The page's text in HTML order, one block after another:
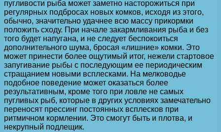
пугливости рыба может заметно насторожиться при
регулярных подбросах новых комков, исходя из этого,
обычно, значительно удачнее всю массу прикормки
положить сходу. При начале закармливания рыба и без
того будет напугана, и не следует беспокоиться
дополнительного шума, бросая «лишние» комки. Это
может принести более ощутимый итог, нежели стартовое
запугивание рыбы с последующим ее периодическим
стращанием новыми всплесками. На мелководье
подобное поведение может оказаться более
результативным, кроме того при ловле не самых
пугливых рыб, которые в других условиях замечательно
переносят прессинг постоянных всплесков при
ритмичном кормлении. Это смогут быть и плотва, и
некрупный подлещик.